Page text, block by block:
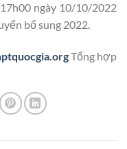
ngày 10/10/2022
bổ sung 2022.
Tổng hợp